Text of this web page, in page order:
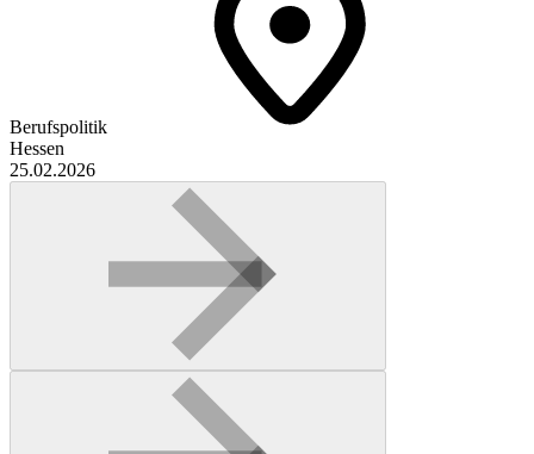
Berufspolitik
Hessen
25.02.2026